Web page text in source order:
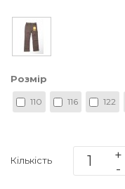
Розмір
110 116 122
Кількість